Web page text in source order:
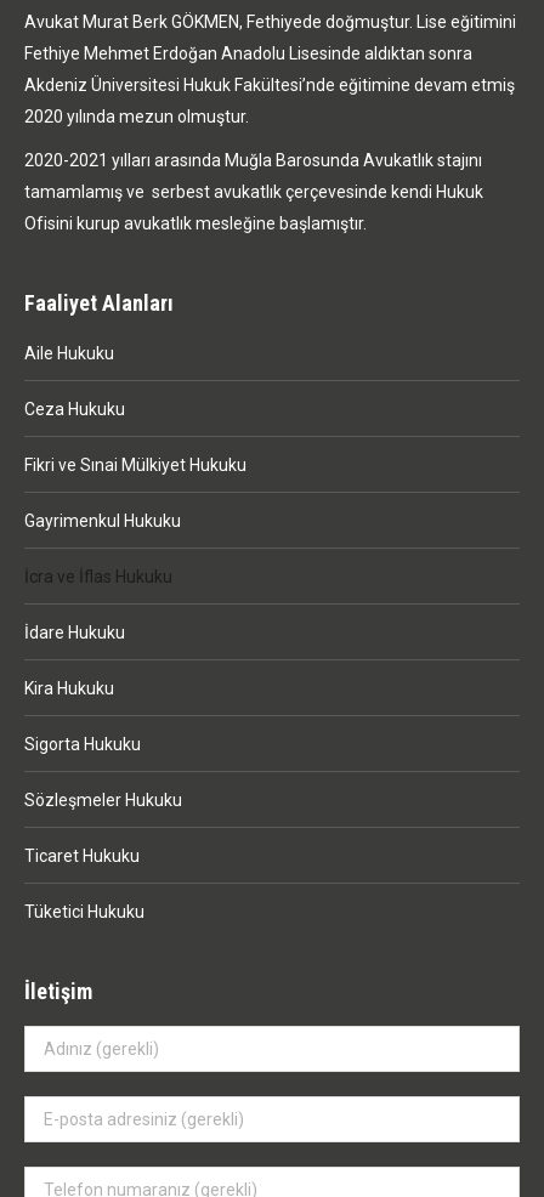
Avukat Murat Berk GÖKMEN, Fethiyede doğmuştur. Lise eğitimini
Fethiye Mehmet Erdoğan Anadolu Lisesinde aldıktan sonra
Akdeniz Üniversitesi Hukuk Fakültesi’nde eğitimine devam etmiş
2020 yılında mezun olmuştur.
2020-2021 yılları arasında Muğla Barosunda Avukatlık stajını
tamamlamış ve serbest avukatlık çerçevesinde kendi Hukuk
Ofisini kurup avukatlık mesleğine başlamıştır.
Faaliyet Alanları
Aile Hukuku
Ceza Hukuku
Fikri ve Sınai Mülkiyet Hukuku
Gayrimenkul Hukuku
İcra ve İflas Hukuku
İdare Hukuku
Kira Hukuku
Sigorta Hukuku
Sözleşmeler Hukuku
Ticaret Hukuku
Tüketici Hukuku
İletişim